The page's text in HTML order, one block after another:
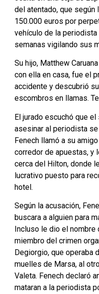
del atentado, que según
150.000 euros por
vehículo de la periodista
semanas vigilando sus
Su hijo, Matthew
con ella en casa, fue el
accidente y descubrió
escombros en llamas.
El jurado escuchó que
asesinar al periodista
Fenech llamó a su
corredor de apuestas, y
cerca del Hilton, donde
lucrativo puesto para
hotel.
Según la acusación,
buscara a alguien para
Incluso le dio el
miembro del crimen
Degiorgio, que operaba
muelles de Marsa, al
Valeta. Fenech declaró
mataran a la periodista